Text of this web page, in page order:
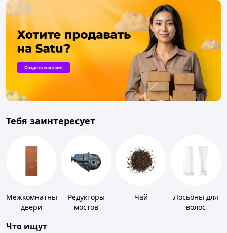
Тебя заинтересует
Межкомнатные
двери
Редукторы
мостов
Чай
Лосьоны для
волос
Что ищут